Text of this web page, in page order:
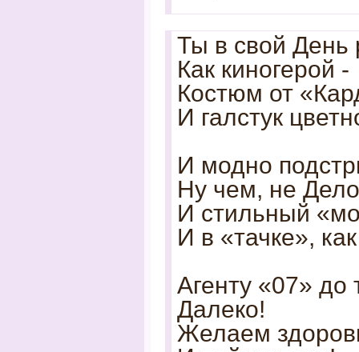
Ты в свой День
Как киногерой -
Костюм от
И галстук
И модно
Ну чем, не
И стильный
И в «тачке»,
Агенту «07» до
Далеко!
Желаем